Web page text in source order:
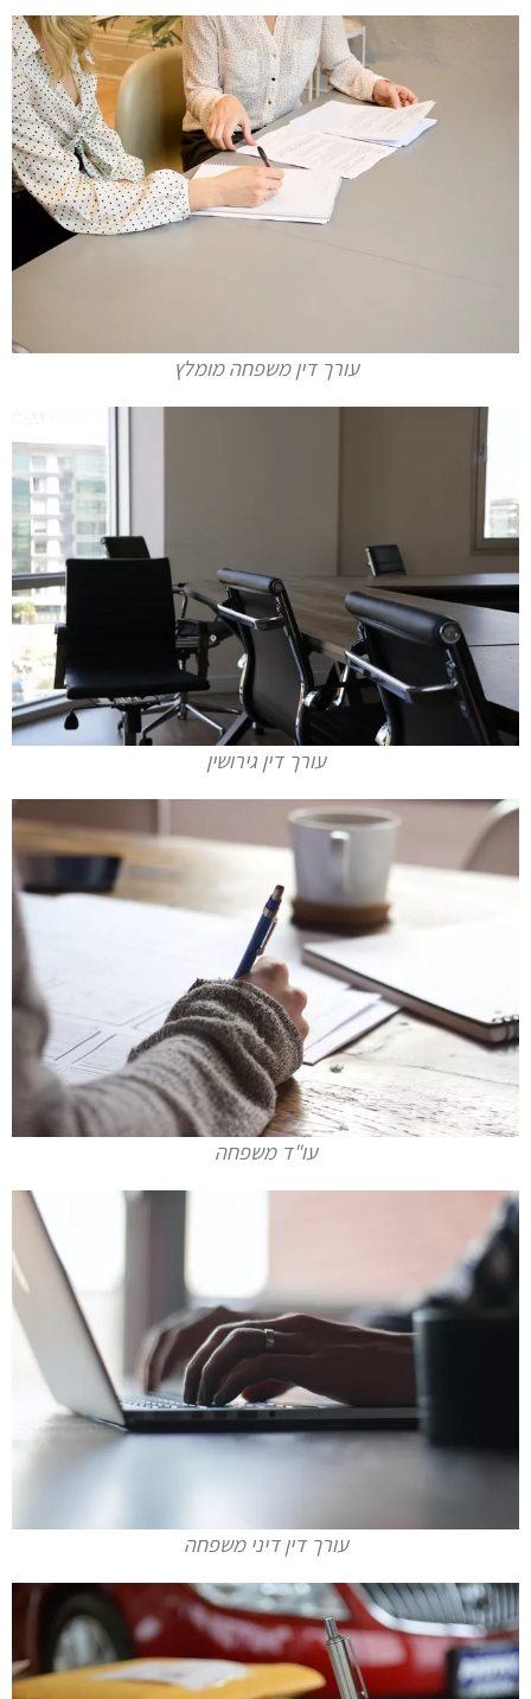
עורך דין משפחה מומלץ
עורך דין גירושין
עו"ד משפחה
עורך דין דיני משפחה